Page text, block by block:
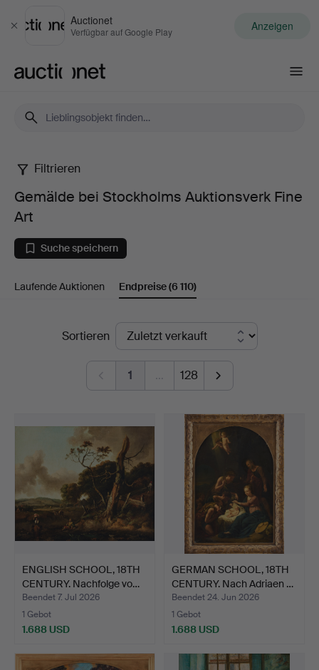
Schließen
Auctionet
Verfügbar auf Google Play Anzeigen
Gemälde
bei
Stockholms
Auktionsverk
Filtrieren
Gemälde bei Stockholms Auktionsverk Fine
Art
Suche speichern
Laufende Auktionen Endpreise(6 110)
EndpreiseSortieren
1 … 128
ENGLISH SCHOOL, 18TH
CENTURY. Nachfolge vo…
Beendet 7. Jul 2026
1 Gebot
1.688 USD
GERMAN SCHOOL, 18TH
CENTURY. Nach Adriaen …
Beendet 24. Jun 2026
1 Gebot
1.688 USD